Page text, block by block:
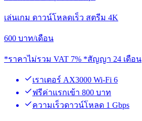
เล่นเกม ดาวน์โหลดเร็ว สตรีม 4K
600 บาท/เดือน
*ราคาไม่รวม VAT 7% *สัญญา 24 เดือน
เราเตอร์ AX3000 Wi-Fi 6
ฟรีค่าแรกเข้า 800 บาท
ความเร็วดาวน์โหลด 1 Gbps